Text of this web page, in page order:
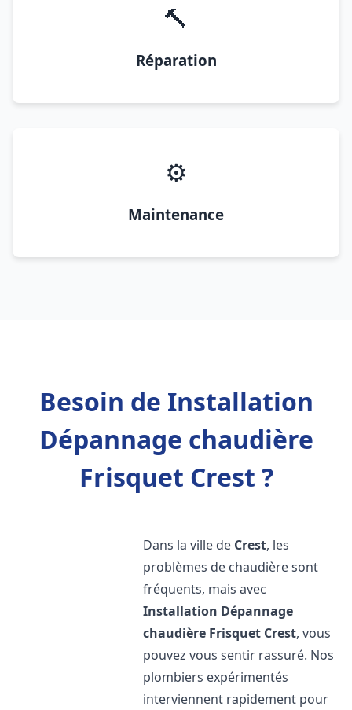
🔨
Réparation
⚙️
Maintenance
Besoin de Installation
Dépannage chaudière
Frisquet Crest ?
Dans la ville de Crest, les
problèmes de chaudière sont
fréquents, mais avec
Installation Dépannage
chaudière Frisquet Crest, vous
pouvez vous sentir rassuré. Nos
plombiers expérimentés
interviennent rapidement pour